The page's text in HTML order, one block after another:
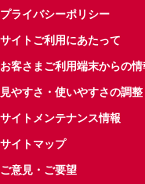
プライバシーポリシー
サイトご利用にあたって
お客さまご利用端末からの
見やすさ・使いやすさの調整
サイトメンテナンス情報
サイトマップ
ご意見・ご要望